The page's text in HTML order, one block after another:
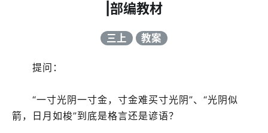
|部编教材
三上 教案
提问：
“一寸光阴一寸金，寸金难买寸光阴”、“光阴似
箭，日月如梭”到底是格言还是谚语？